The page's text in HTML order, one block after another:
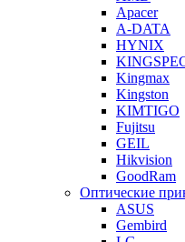
Apacer
A-DATA
HYNIX
Kingmax
Kingston
KIMTIGO
Fujitsu
GEIL
Hikvision
GoodRam
Оптические
ASUS
Gembird